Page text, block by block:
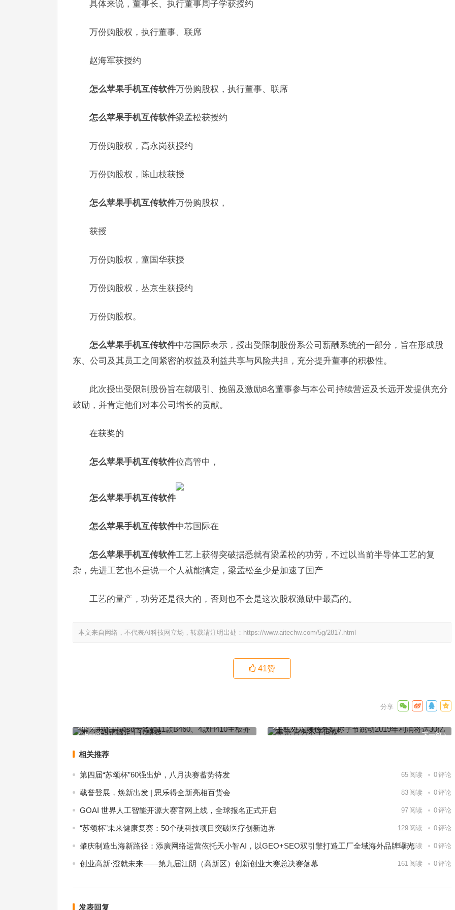
具体来说，董事长、执行董事周子学获授约
万份购股权，执行董事、联席
赵海军获授约
怎么苹果手机互传软件万份购股权，执行董事、联席
怎么苹果手机互传软件梁孟松获授约
万份购股权，高永岗获授约
万份购股权，陈山枝获授
怎么苹果手机互传软件万份购股权，
获授
万份购股权，童国华获授
万份购股权，丛京生获授约
万份购股权。
怎么苹果手机互传软件中芯国际表示，授出受限制股份系公司薪酬系统的一部分，旨在形成股
东、公司及其员工之间紧密的权益及利益共享与风险共担，充分提升董事的积极性。
此次授出受限制股份旨在就吸引、挽留及激励8名董事参与本公司持续营运及长远开发提供充分
鼓励，并肯定他们对本公司增长的贡献。
在获奖的
怎么苹果手机互传软件位高管中，
怎么苹果手机互传软件
怎么苹果手机互传软件中芯国际在
怎么苹果手机互传软件工艺上获得突破据悉就有梁孟松的功劳，不过以当前半导体工艺的复
杂，先进工艺也不是说一个人就能搞定，梁孟松至少是加速了国产
工艺的量产，功劳还是很大的，否则也不会是这次股权激励中最高的。
本文来自网络，不代表AI科技网立场，转载请注明出处： https://www.aitechw.com/5g/2817.html
41赞
上一篇
元搞定十代酷睿
下一篇
方不予回应
相关推荐
第四届“苏颂杯”60强出炉，八月决赛蓄势待发 65 阅读 0评论
载誉登展，焕新出发 | 思乐得全新亮相百货会 83 阅读 0评论
GOAI 世界人工智能开源大赛官网上线，全球报名正式开启 97 阅读 0评论
“苏颂杯”未来健康复赛：50个硬科技项目突破医疗创新边界 129 阅读 0评论
肇庆制造出海新路径：添廣网络运营依托天小智AI，以GEO+SEO双引擎打造工厂全域海外品牌曝光
146阅读 0评论
创业高新·澄就未来——第九届江阴（高新区）创新创业大赛总决赛落幕 161 阅读 0评论
发表回复